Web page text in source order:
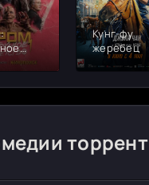
Кунг-фу
жеребец
торрент